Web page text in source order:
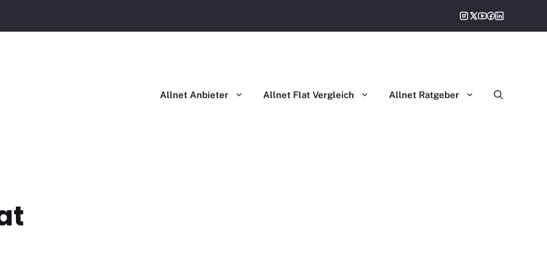
Allnet Anbieter Allnet Flat Vergleich Allnet Ratgeber